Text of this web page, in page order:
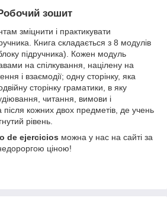
зошит
зміцнити і практикувати
Книга складається з 8 модулів
підручника). Кожен модуль
на спілкування, націлену на
і взаємодії; одну сторінку, яка
сторінку граматики, в яку
читання, вимови і
після кожних двох предметів, де учень
рівень.
de ejercicios можна у нас на сайті за
ціною!